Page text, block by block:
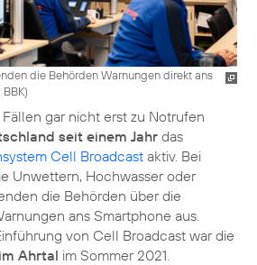
die Behörden Warnungen direkt ans
)
gar nicht erst zu Notrufen
seit einem Jahrdas
Cell Broadcast aktiv. Bei
Unwettern, Hochwasser oder
die Behörden über die
ans Smartphone aus.
von Cell Broadcast war die
Ahrtal im Sommer 2021.